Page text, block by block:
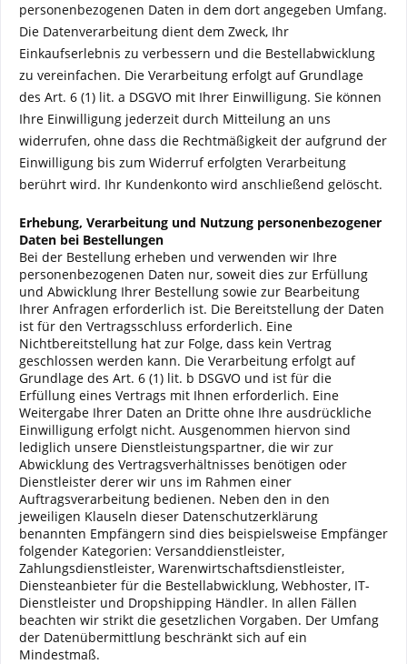
personenbezogenen Daten in dem dort angegeben Umfang.
Die Datenverarbeitung dient dem Zweck, Ihr
Einkaufserlebnis zu verbessern und die Bestellabwicklung
zu vereinfachen. Die Verarbeitung erfolgt auf Grundlage
des Art. 6 (1) lit. a DSGVO mit Ihrer Einwilligung. Sie können
Ihre Einwilligung jederzeit durch Mitteilung an uns
widerrufen, ohne dass die Rechtmäßigkeit der aufgrund der
Einwilligung bis zum Widerruf erfolgten Verarbeitung
berührt wird. Ihr Kundenkonto wird anschließend gelöscht.
Erhebung, Verarbeitung und Nutzung personenbezogener
Daten bei Bestellungen
Bei der Bestellung erheben und verwenden wir Ihre
personenbezogenen Daten nur, soweit dies zur Erfüllung
und Abwicklung Ihrer Bestellung sowie zur Bearbeitung
Ihrer Anfragen erforderlich ist. Die Bereitstellung der Daten
ist für den Vertragsschluss erforderlich. Eine
Nichtbereitstellung hat zur Folge, dass kein Vertrag
geschlossen werden kann. Die Verarbeitung erfolgt auf
Grundlage des Art. 6 (1) lit. b DSGVO und ist für die
Erfüllung eines Vertrags mit Ihnen erforderlich. Eine
Weitergabe Ihrer Daten an Dritte ohne Ihre ausdrückliche
Einwilligung erfolgt nicht. Ausgenommen hiervon sind
lediglich unsere Dienstleistungspartner, die wir zur
Abwicklung des Vertragsverhältnisses benötigen oder
Dienstleister derer wir uns im Rahmen einer
Auftragsverarbeitung bedienen. Neben den in den
jeweiligen Klauseln dieser Datenschutzerklärung
benannten Empfängern sind dies beispielsweise Empfänger
folgender Kategorien: Versanddienstleister,
Zahlungsdienstleister, Warenwirtschaftsdienstleister,
Diensteanbieter für die Bestellabwicklung, Webhoster, IT-
Dienstleister und Dropshipping Händler. In allen Fällen
beachten wir strikt die gesetzlichen Vorgaben. Der Umfang
der Datenübermittlung beschränkt sich auf ein
Mindestmaß.